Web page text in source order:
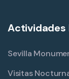
Actividades
Sevilla
Visitas